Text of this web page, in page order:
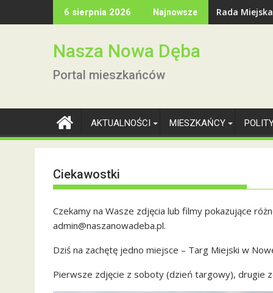
to
6 sierpnia 2026 Najnowsze Rada
Nasza Nowa Dęba
Portal mieszkańców
AKTUALNOŚCI MIESZKAŃCY
Ciekawostki
Czekamy na Wasze zdjęcia lub filmy pokazujące
admin@naszanowadeba.pl.
Dziś na zachętę jedno miejsce – Targ Miejski w
Pierwsze zdjęcie z soboty (dzień targowy), drugie